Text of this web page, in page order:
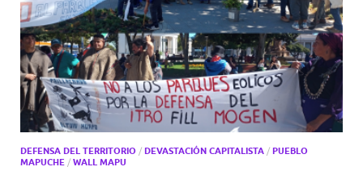
DEFENSA DEL TERRITORIO / DEVASTACIÓN CAPITALISTA / PUEBLO
MAPUCHE / WALL MAPU